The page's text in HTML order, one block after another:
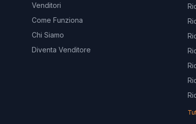
Venditori
Come Funziona
Chi Siamo
Diventa Venditore